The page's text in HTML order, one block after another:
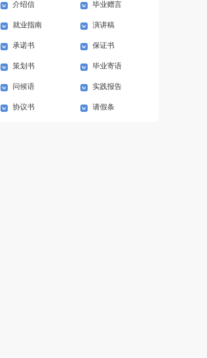
介绍信 毕业赠言
就业指南 演讲稿
承诺书 保证书
策划书 毕业寄语
问候语 实践报告
协议书 请假条